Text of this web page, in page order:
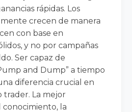
rápidas. Los
crecen de manera
con base en
y no por campañas
Ser capaz de
and Dump” a tiempo
diferencia crucial en
trader. La mejor
la